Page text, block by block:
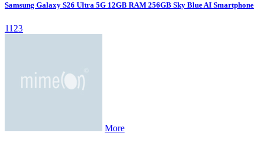
Samsung Galaxy S26 Ultra 5G 12GB RAM 256GB Sky Blue AI Smartphone
1123
More